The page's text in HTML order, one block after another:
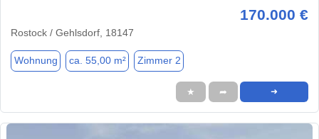
170.000 €
Rostock / Gehlsdorf, 18147
Wohnung ca. 55,00 m² Zimmer 2
★ ➦ ➜